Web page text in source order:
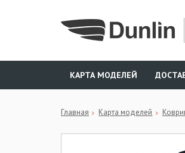
КАРТА МОДЕЛЕЙ
Главная Карта моделей